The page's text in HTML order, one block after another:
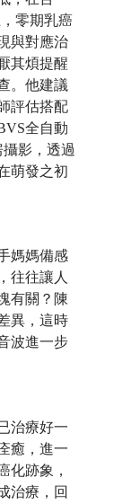
零期乳癌
與對應治
其煩提醒
。他建議
評估搭配
全自動
影，透過
萌發之初
媽媽備感
往往讓人
有關？陳
異，這時
波進一步
治療好一
癒，進一
化跡象，
治療，回